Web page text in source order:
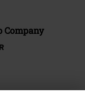
Company